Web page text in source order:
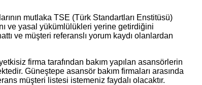
mutlaka TSE (Türk Standartları Enstitüsü)
ve yasal yükümlülükleri yerine getirdiğini
ve müşteri referanslı yorum kaydı olanlardan
firma tarafından bakım yapılan asansörlerin
Güneştepe asansör bakım firmaları arasında
müşteri listesi istemeniz faydalı olacaktır.